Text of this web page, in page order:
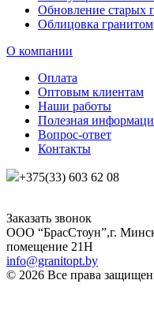
Обновление старых
Облицовка гранитом
О компании
Оплата
Оптовым клиентам
Наши работы
Полезная
Вопрос-ответ
Контакты
+375(33) 603 62 08
Заказать звонок
ООО “БрасСтоун”,г.
помещение 21Н
info@granitopt.by
© 2026 Все права